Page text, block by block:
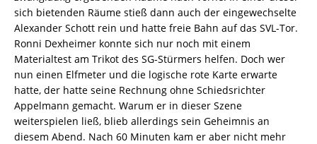
sich bietenden Räume stieß dann auch der eingewechselte
Alexander Schott rein und hatte freie Bahn auf das SVL-Tor.
Ronni Dexheimer konnte sich nur noch mit einem
Materialtest am Trikot des SG-Stürmers helfen. Doch wer
nun einen Elfmeter und die logische rote Karte erwarte
hatte, der hatte seine Rechnung ohne Schiedsrichter
Appelmann gemacht. Warum er in dieser Szene
weiterspielen ließ, blieb allerdings sein Geheimnis an
diesem Abend. Nach 60 Minuten kam er aber nicht mehr